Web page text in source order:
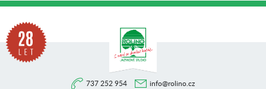
737 252 954 info@rolino.cz